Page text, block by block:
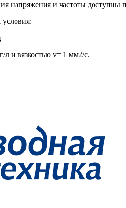
напряжения и частоты доступны
условия:
л и вязкостью v= 1 мм2/с.